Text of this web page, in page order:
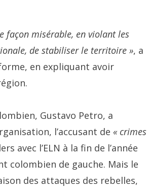
façon misérable, en violant les
de stabiliser le territoire », a
en expliquant avoir
Gustavo Petro, a
l’accusant de « crimes
avec l’ELN à la fin de l’année
colombien de gauche. Mais le
des attaques des rebelles,